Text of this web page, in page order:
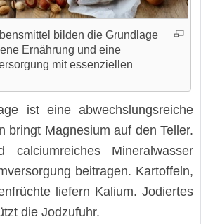
bilden die Grundlage
Ernährung und eine
mit essenziellen
ist eine abwechslungsreiche
bringt Magnesium auf den Teller.
calciumreiches Mineralwasser
beitragen. Kartoffeln,
liefern Kalium. Jodiertes
die Jodzufuhr.